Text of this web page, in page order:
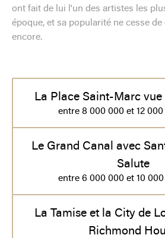
ont fait de lui l'un des artistes les
époque, et sa popularité ne cesse
encore.
La Place Saint-Marc vue
entre 8 000 000 et 12
Le Grand Canal avec
Salute
entre 6 000 000 et 10
La Tamise et la City de
Richmond